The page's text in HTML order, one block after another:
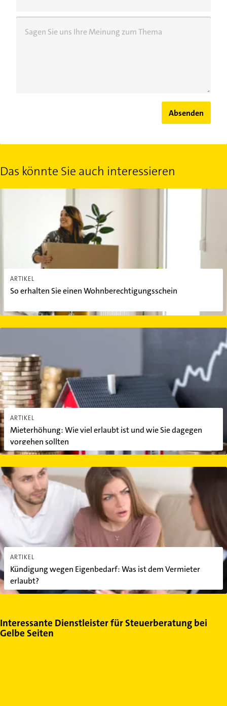
Sagen Sie uns Ihre Meinung zum Thema
Absenden
Das könnte Sie auch interessieren
ARTIKEL
So erhalten Sie einen Wohnberechtigungsschein
ARTIKEL
Mieterhöhung: Wie viel erlaubt ist und wie Sie dagegen
vorgehen sollten
Mieterhöhung: Wie viel erlaubt ist und wie Sie dagegen vorgehen
ARTIKEL
Kündigung wegen Eigenbedarf: Was ist dem Vermieter
erlaubt?
Kündigung wegen Eigenbedarf: Was ist dem Vermieter erlaubt?
Interessante Dienstleister für Steuerberatung bei
Gelbe Seiten